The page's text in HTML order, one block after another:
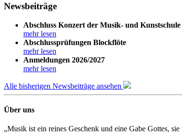
Newsbeiträge
Abschluss Konzert der Musik- und
mehr lesen
Abschlussprüfungen Blockflöte
mehr lesen
Anmeldungen 2026/2027
mehr lesen
Alle bisherigen Newsbeiträge ansehen
Über uns
„Musik ist ein reines Geschenk und eine Gabe Gottes,